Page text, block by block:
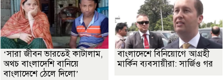
‘সারা জীবন ভারতেই কাটালাম,
অথচ বাংলাদেশি বানিয়ে
বাংলাদেশে ঠেলে দিলো’
বাংলাদেশে বিনিয়োগে আগ্রহী
মার্কিন ব্যবসায়ীরা: সার্জিও গর